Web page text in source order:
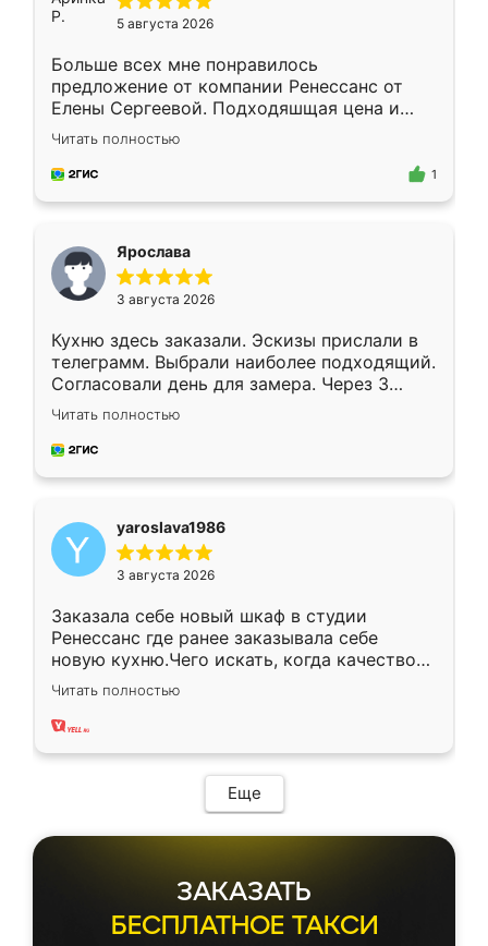
5 августа 2026
Больше всех мне понравилось
предложение от компании Ренессанс от
Елены Сергеевой. Подходяшщая цена и
короткие сроки изготовления. Приехавший
для замера сотрудник Владислав
предложил по моему эскизу самый
Читать полностью
1
Ярослава
3 августа 2026
Кухню здесь заказали. Эскизы прислали в
телеграмм. Выбрали наиболее подходящий.
Согласовали день для замера. Через 3
недели кухня была уже готова. Остались
довольны работой. Спасибо Ренессанс
мебель за качественную работу!
Читать полностью
yaroslava1986
3 августа 2026
Заказала себе новый шкаф в студии
Ренессанс где ранее заказывала себе
новую кухню.Чего искать, когда качеством
вполне довольна. Служит кухня уже почти
два года, нареканий нет.
Читать полностью
Еще
ЗАКАЗАТЬ
БЕСПЛАТНОЕ ТАКСИ